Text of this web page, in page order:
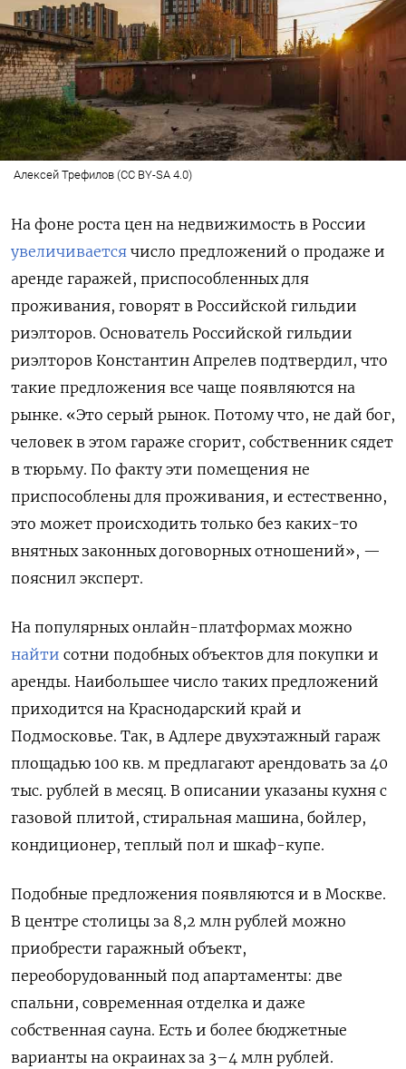
Алексей Трефилов (CC BY-SA 4.0)
На фоне роста цен на недвижимость в России
увеличивается число предложений о продаже и
аренде гаражей, приспособленных для
проживания, говорят в Российской гильдии
риэлторов. Основатель Российской гильдии
риэлторов Константин Апрелев подтвердил, что
такие предложения все чаще появляются на
рынке. «Это серый рынок. Потому что, не дай бог,
человек в этом гараже сгорит, собственник сядет
в тюрьму. По факту эти помещения не
приспособлены для проживания, и естественно,
это может происходить только без каких-то
внятных законных договорных отношений», —
пояснил эксперт.
На популярных онлайн-платформах можно
найти сотни подобных объектов для покупки и
аренды. Наибольшее число таких предложений
приходится на Краснодарский край и
Подмосковье. Так, в Адлере двухэтажный гараж
площадью 100 кв. м предлагают арендовать за 40
тыс. рублей в месяц. В описании указаны кухня с
газовой плитой, стиральная машина, бойлер,
кондиционер, теплый пол и шкаф-купе.
Подобные предложения появляются и в Москве.
В центре столицы за 8,2 млн рублей можно
приобрести гаражный объект,
переоборудованный под апартаменты: две
спальни, современная отделка и даже
собственная сауна. Есть и более бюджетные
варианты на окраинах за 3–4 млн рублей.